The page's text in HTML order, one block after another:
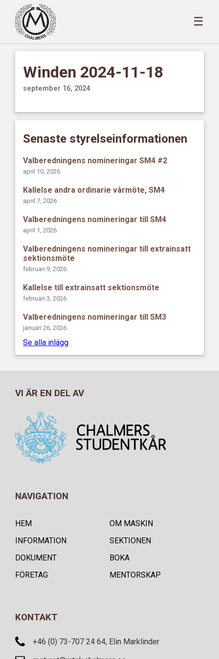
☰
Winden 2024-11-18
september 16, 2024
Senaste styrelseinformationen
Valberedningens nomineringar SM4 #2
april 10, 2026
Kallelse andra ordinarie vårmöte, SM4
april 7, 2026
Valberedningens nomineringar till SM4
april 1, 2026
Valberedningens nomineringar till extrainsatt
sektionsmöte
februari 9, 2026
Kallelse till extrainsatt sektionsmöte
februari 3, 2026
Valberedningens nomineringar till SM3
januari 26, 2026
Se alla inlägg
VI ÄR EN DEL AV
NAVIGATION
HEM
OM MASKIN
INFORMATION
SEKTIONEN
DOKUMENT
BOKA
FÖRETAG
MENTORSKAP
KONTAKT
+46 (0) 73-707 24 64, Elin Marklinder